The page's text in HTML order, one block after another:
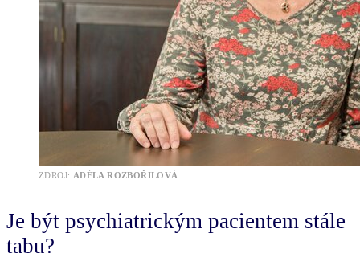
ZDROJ: ADÉLA ROZBOŘILOVÁ
Je být psychiatrickým pacientem stále
tabu?